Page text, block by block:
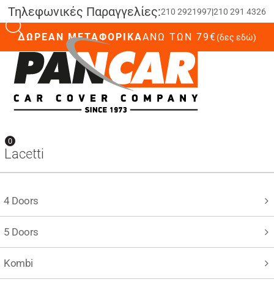
Τηλεφωνικές Παραγγελίες:210 2921997|210 291 4326
ΔΩΡΕΑΝ ΜΕΤΑΦΟΡΙΚΑΆΝΩ ΤΩΝ 79€(δες εδώ)
0
Lacetti
4 Doors
5 Doors
Kombi